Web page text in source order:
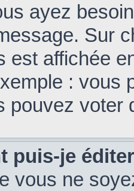
ayez
Sur
est affichée
: vous
pouvez voter
puis-je
vous ne